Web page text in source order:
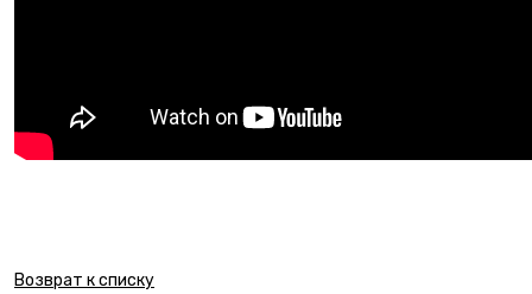
Возврат к списку